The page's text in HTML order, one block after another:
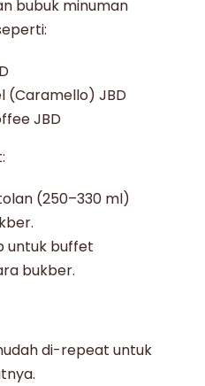
bubuk minuman
(Caramello) JBD
JBD
(250–330 ml)
untuk buffet
bukber.
di-repeat untuk